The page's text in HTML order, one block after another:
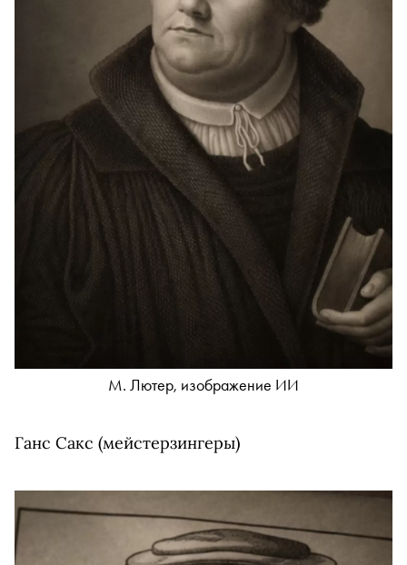
М. Лютер, изображение ИИ
Ганс Сакс (мейстерзингеры)